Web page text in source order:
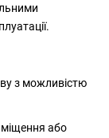
з можливістю
або